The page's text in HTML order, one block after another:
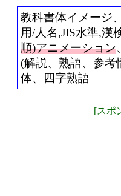
教科書体イメージ
用/人名,JIS水準,漢
順)アニメーション、
(解説、熟語、参考
体、四字熟語
[スポ